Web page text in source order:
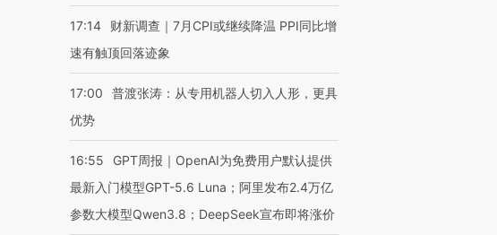
17:14
财新调查｜7月CPI或继续降温 PPI同比增
速有触顶回落迹象
17:00
普渡张涛：从专用机器人切入人形，更具
优势
16:55
GPT周报｜OpenAI为免费用户默认提供
最新入门模型GPT-5.6 Luna；阿里发布2.4万亿
参数大模型Qwen3.8；DeepSeek宣布即将涨价